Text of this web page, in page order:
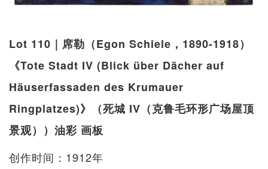
Lot 110｜席勒（Egon Schiele，1890-1918）
《Tote Stadt IV (Blick über Dächer auf
Häuserfassaden des Krumauer
Ringplatzes)》（死城 IV（克鲁毛环形广场屋顶
景观））油彩 画板
创作时间：1912年